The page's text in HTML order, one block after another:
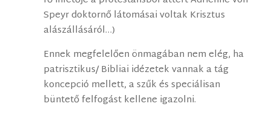
Speyr doktornő látomásai voltak Krisztus
alászállásáról…)
Ennek megfelelően önmagában nem elég, ha
patrisztikus/ Bibliai idézetek vannak a tág
koncepció mellett, a szűk és speciálisan
büntető felfogást kellene igazolni.